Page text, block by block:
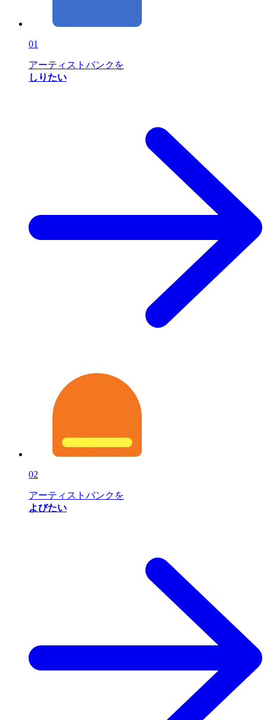
01
アーティストバンクを
しりたい
02
アーティストバンクを
よびたい